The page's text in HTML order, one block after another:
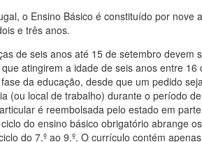
o Ensino Básico é constituído por
e três anos.
de seis anos até 15 de setembro devem
atingirem a idade de seis anos entre
da educação, desde que um pedido
(ou local de trabalho) durante o período
é reembolsada pelo estado em
do ensino básico obrigatório abrange
do 7.º ao 9.º. O currículo contém